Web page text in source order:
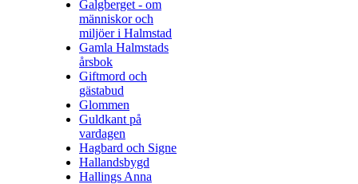
Galgberget - om
människor och
miljöer i Halmstad
Gamla Halmstads
årsbok
Giftmord och
gästabud
Glommen
Guldkant på
vardagen
Hagbard och Signe
Hallandsbygd
Hallings Anna